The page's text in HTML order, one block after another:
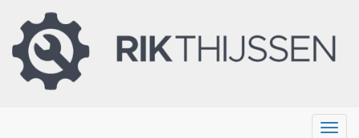
Menu